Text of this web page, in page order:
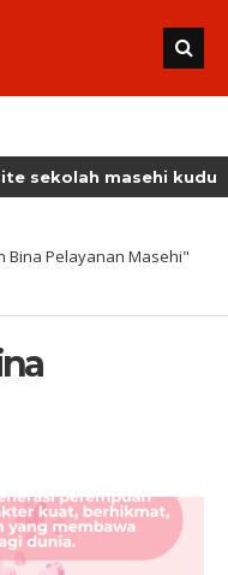
kudus
Bina Pelayanan Masehi"